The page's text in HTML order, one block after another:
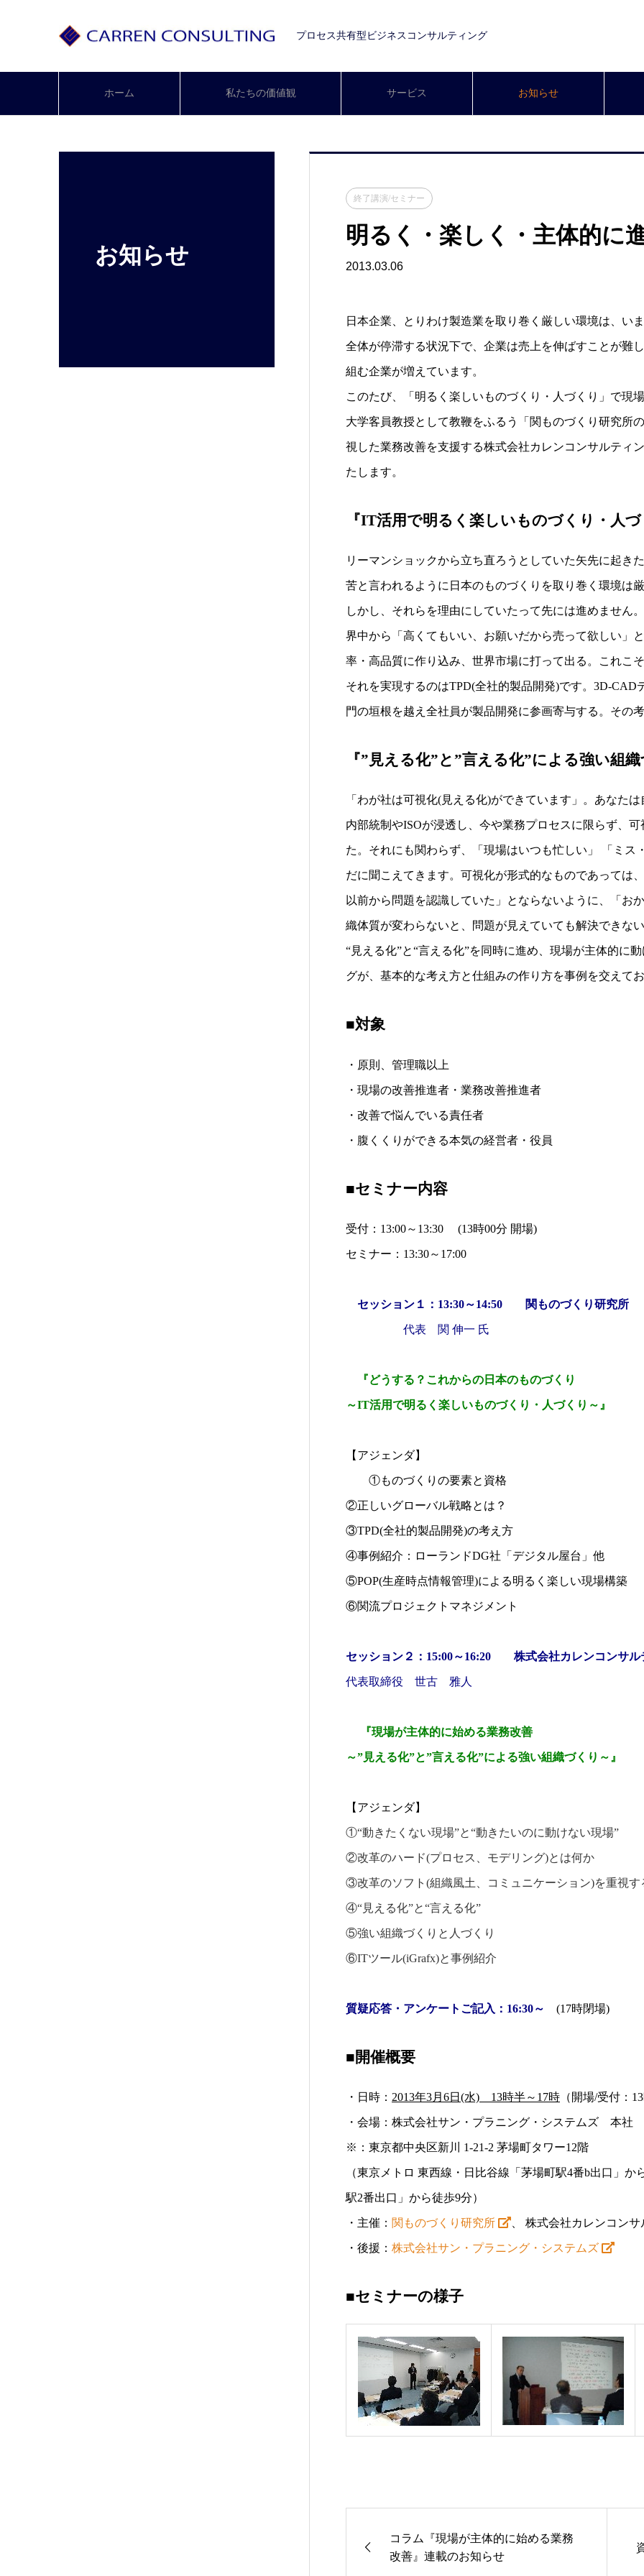
プロセス共有型ビジネスコンサルティング
ホーム 私たちの価値観 サービス お知らせ
お知らせ
終了講演/セミナー
明るく・楽しく・主体的に
2013.03.06
日本企業、とりわけ製造業を取り巻く厳しい環境は、い
全体が停滞する状況下で、企業は売上を伸ばすことが難
組む企業が増えています。
このたび、「明るく楽しいものづくり・人づくり」で現
大学客員教授として教鞭をふるう「関ものづくり研究所
視した業務改善を支援する株式会社カレンコンサルティ
たします。
『IT活用で明るく楽しいものづくり・人づ
リーマンショックから立ち直ろうとしていた矢先に起き
苦と言われるように日本のものづくりを取り巻く環境は
しかし、それらを理由にしていたって先には進めません
界中から「高くてもいい、お願いだから売って欲しい」
率・高品質に作り込み、世界市場に打って出る。これこ
それを実現するのはTPD(全社的製品開発)です。3D-
門の垣根を越え全社員が製品開発に参画寄与する。その
『”見える化”と”言える化”による強い組織
「わが社は可視化(見える化)ができています」。あなた
内部統制やISOが浸透し、今や業務プロセスに限らず、
た。それにも関わらず、「現場はいつも忙しい」 「ミス
だに聞こえてきます。可視化が形式的なものであっては
以前から問題を認識していた」とならないように、「お
織体質が変わらないと、問題が見えていても解決できな
“見える化”と“言える化”を同時に進め、現場が主体的に
グが、基本的な考え方と仕組みの作り方を事例を交えて
■対象
・原則、管理職以上
・現場の改善推進者・業務改善推進者
・改善で悩んでいる責任者
・腹くくりができる本気の経営者・役員
■セミナー内容
受付：13:00～13:30 (13時00分 開場)
セミナー：13:30～17:00
セッション１： 13:30～14:50 関ものづくり研究所
代表 関 伸一 氏
『どうする？これからの日本のものづくり
～IT活用で明るく楽しいものづくり・人づくり～』
【アジェンダ】
①ものづくりの要素と資格
②正しいグローバル戦略とは？
③TPD(全社的製品開発)の考え方
④事例紹介：ローランドDG社「デジタル屋台」他
⑤POP(生産時点情報管理)による明るく楽しい現場構築
⑥関流プロジェクトマネジメント
セッション２： 15:00～16:20 株式会社カレンコンサル
代表取締役 世古 雅人
『現場が主体的に始める業務改善
～”見える化”と”言える化”による強い組織づくり～』
【アジェンダ】
①“動きたくない現場”と“動きたいのに動けない現場”
②改革のハード(プロセス、モデリング)とは何か
③改革のソフト(組織風土、コミュニケーション)を重視す
④“見える化”と“言える化”
⑤強い組織づくりと人づくり
⑥ITツール(iGrafx)と事例紹介
質疑応答・アンケートご記入：16:30～ (17時閉場)
■開催概要
・日時： 2013年3月6日(水) 13時半～17時 （開場/受付：
・会場：株式会社サン・プラニング・システムズ 本社
※：東京都中央区新川 1-21-2 茅場町タワー12階
（東京メトロ 東西線・日比谷線「茅場町駅4番b出口」
駅2番出口」から徒歩9分）
・主催： 関ものづくり研究所 、 株式会社カレンコン
・後援： 株式会社サン・プラニング・システムズ
■セミナーの様子
コラム『現場が主体的に始める業務
改善』連載のお知らせ